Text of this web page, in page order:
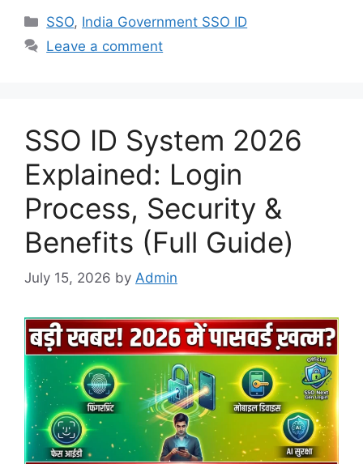
Categories
SSO, India Government SSO ID
Leave a comment
SSO ID System 2026
Explained: Login
Process, Security &
Benefits (Full Guide)
July 15, 2026 by Admin